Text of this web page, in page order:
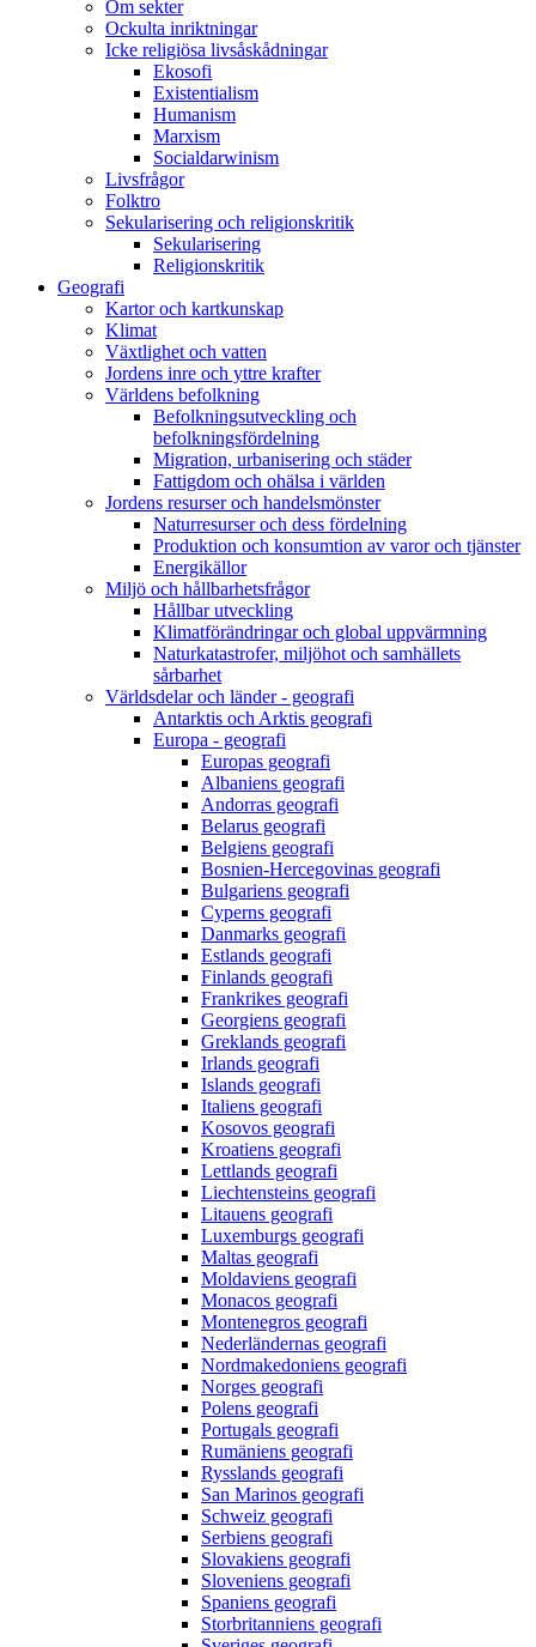
Om sekter
Ockulta inriktningar
Icke religiösa livsåskådningar
Ekosofi
Existentialism
Humanism
Marxism
Socialdarwinism
Livsfrågor
Folktro
Sekularisering och religionskritik
Sekularisering
Religionskritik
Geografi
Kartor och kartkunskap
Klimat
Växtlighet och vatten
Jordens inre och yttre krafter
Världens befolkning
Befolkningsutveckling och
befolkningsfördelning
Migration, urbanisering och städer
Fattigdom och ohälsa i världen
Jordens resurser och handelsmönster
Naturresurser och dess fördelning
Produktion och konsumtion av varor och tjänster
Energikällor
Miljö och hållbarhetsfrågor
Hållbar utveckling
Klimatförändringar och global uppvärmning
Naturkatastrofer, miljöhot och samhällets
sårbarhet
Världsdelar och länder - geografi
Antarktis och Arktis geografi
Europa - geografi
Europas geografi
Albaniens geografi
Andorras geografi
Belarus geografi
Belgiens geografi
Bosnien-Hercegovinas geografi
Bulgariens geografi
Cyperns geografi
Danmarks geografi
Estlands geografi
Finlands geografi
Frankrikes geografi
Georgiens geografi
Greklands geografi
Irlands geografi
Islands geografi
Italiens geografi
Kosovos geografi
Kroatiens geografi
Lettlands geografi
Liechtensteins geografi
Litauens geografi
Luxemburgs geografi
Maltas geografi
Moldaviens geografi
Monacos geografi
Montenegros geografi
Nederländernas geografi
Nordmakedoniens geografi
Norges geografi
Polens geografi
Portugals geografi
Rumäniens geografi
Rysslands geografi
San Marinos geografi
Schweiz geografi
Serbiens geografi
Slovakiens geografi
Sloveniens geografi
Spaniens geografi
Storbritanniens geografi